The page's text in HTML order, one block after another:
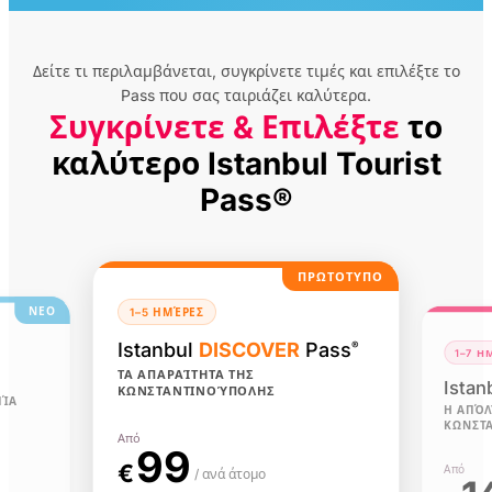
από τη στιγμή που φτάνετε.
Δείτε τι περιλαμβάνεται, συγκρίνετε τιμές και επιλέξτε το
Pass που σας ταιριάζει καλύτερα.
Συγκρίνετε & Επιλέξτε το
καλύτερο Istanbul Tourist
Pass®
ΝΕΟ
ΠΡΩΤΟΤΥΠΟ
1–5 ΗΜΈΡΕΣ
Istanbul DISCOVER Pass®
ΤΑ ΑΠΑΡΑΊΤΗΤΑ ΤΗΣ
ΚΩΝΣΤΑΝΤΙΝΟΎΠΟΛΗΣ
Από
€99 / ανά άτομο
1–7
Η
Από